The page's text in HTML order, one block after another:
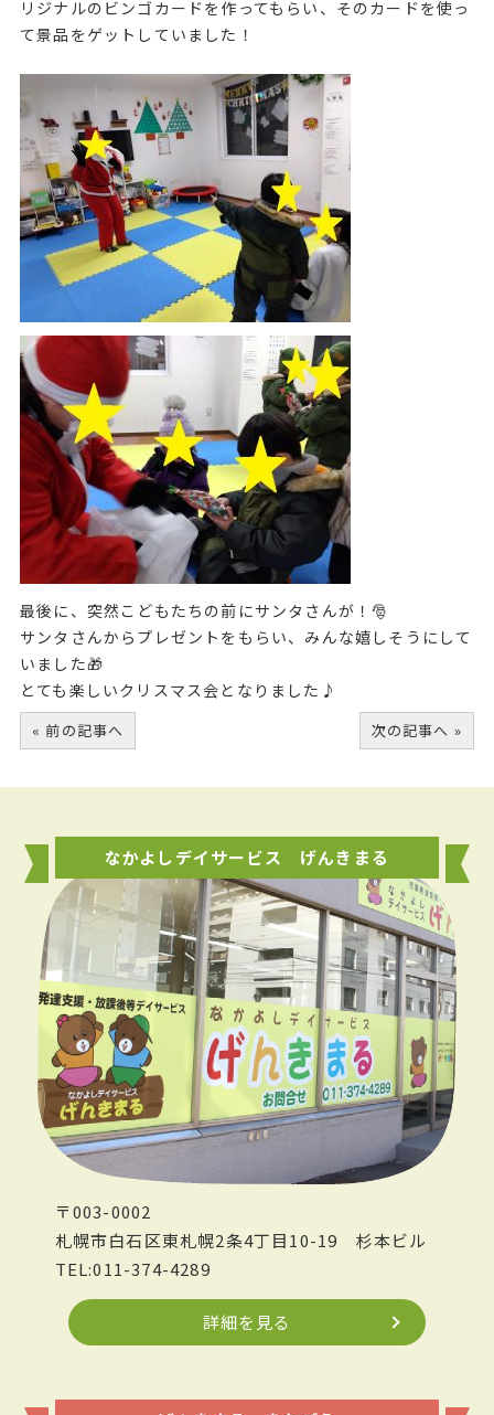
リジナルのビンゴカードを作ってもらい、そのカードを使っ
て景品をゲットしていました！
最後に、突然こどもたちの前にサンタさんが！🎅
サンタさんからプレゼントをもらい、みんな嬉しそうにして
いました🎁
とても楽しいクリスマス会となりました♪
« 前の記事へ 次の記事へ »
なかよしデイサービス げんきまる
〒003-0002
札幌市白石区東札幌2条4丁目10-19 杉本ビル
TEL:011-374-4289
詳細を見る